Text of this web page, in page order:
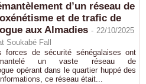
d’un réseau de
et de trafic de
aux Almadies - 22/10/2025
Soukabé Fall
forces de sécurité sénégalaises ont
un vaste réseau de
opérant dans le quartier huppé des
ce réseau était...